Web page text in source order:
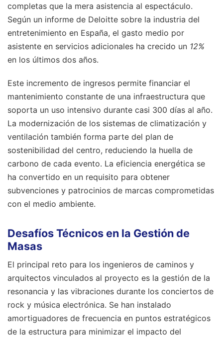
completas que la mera asistencia al espectáculo.
Según un informe de Deloitte sobre la industria del
entretenimiento en España, el gasto medio por
asistente en servicios adicionales ha crecido un 12%
en los últimos dos años.
Este incremento de ingresos permite financiar el
mantenimiento constante de una infraestructura que
soporta un uso intensivo durante casi 300 días al año.
La modernización de los sistemas de climatización y
ventilación también forma parte del plan de
sostenibilidad del centro, reduciendo la huella de
carbono de cada evento. La eficiencia energética se
ha convertido en un requisito para obtener
subvenciones y patrocinios de marcas comprometidas
con el medio ambiente.
Desafíos Técnicos en la Gestión de
Masas
El principal reto para los ingenieros de caminos y
arquitectos vinculados al proyecto es la gestión de la
resonancia y las vibraciones durante los conciertos de
rock y música electrónica. Se han instalado
amortiguadores de frecuencia en puntos estratégicos
de la estructura para minimizar el impacto del